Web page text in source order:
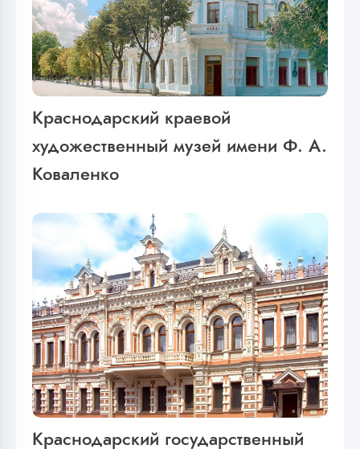
Краснодарский краевой
художественный музей имени Ф. А.
Коваленко
Краснодарский государственный